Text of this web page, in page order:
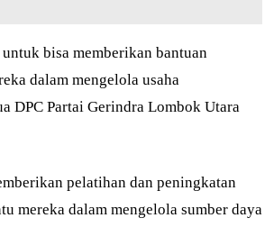
bisa memberikan bantuan
dalam mengelola usaha
DPC Partai Gerindra Lombok Utara
pelatihan dan peningkatan
mereka dalam mengelola sumber daya